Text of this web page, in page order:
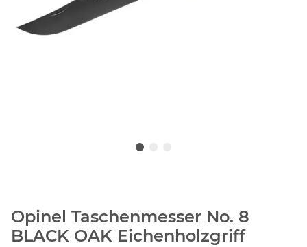
Opinel Taschenmesser No. 8
BLACK OAK Eichenholzgriff